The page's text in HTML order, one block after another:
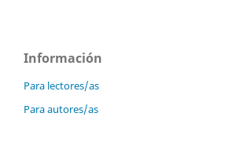
Información
Para lectores/as
Para autores/as